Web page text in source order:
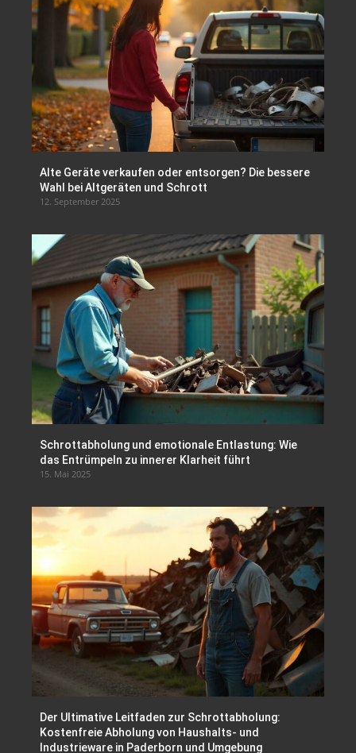
Alte Geräte verkaufen oder entsorgen? Die bessere
Wahl bei Altgeräten und Schrott
12. September 2025
Schrottabholung und emotionale Entlastung: Wie
das Entrümpeln zu innerer Klarheit führt
15. Mai 2025
Der Ultimative Leitfaden zur Schrottabholung:
Kostenfreie Abholung von Haushalts- und
Industrieware in Paderborn und Umgebung